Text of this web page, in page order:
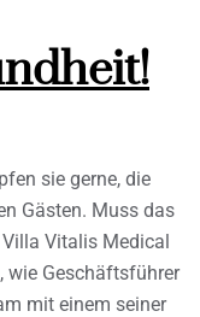
sie gerne, die
Gästen. Muss das
Vitalis Medical
wie Geschäftsführer
mit einem seiner